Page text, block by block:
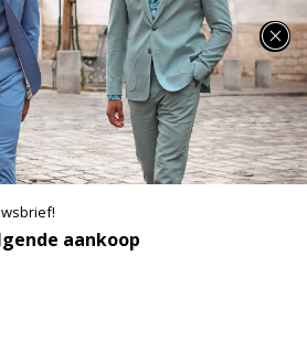
korting op heel veel zomerse items!
met Pure Shirts
de gehele OUTLET!
Sorteren op:
aankoop